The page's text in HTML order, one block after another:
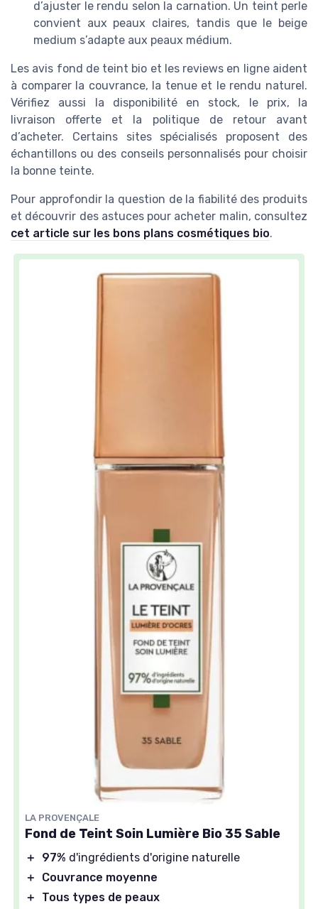
d’ajuster le rendu selon la carnation. Un teint perle
convient aux peaux claires, tandis que le beige
medium s’adapte aux peaux médium.
Les avis fond de teint bio et les reviews en ligne aident
à comparer la couvrance, la tenue et le rendu naturel.
Vérifiez aussi la disponibilité en stock, le prix, la
livraison offerte et la politique de retour avant
d’acheter. Certains sites spécialisés proposent des
échantillons ou des conseils personnalisés pour choisir
la bonne teinte.
Pour approfondir la question de la fiabilité des produits
et découvrir des astuces pour acheter malin, consultez
cet article sur les bons plans cosmétiques bio.
LA PROVENÇALE
Fond de Teint Soin Lumière Bio 35 Sable
＋ 97% d'ingrédients d'origine naturelle
＋
Couvrance moyenne
＋
Tous types de peaux